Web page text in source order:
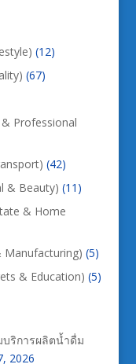
(12)
(67)
Professional
(42)
& Beauty) (11)
& Home
(5)
& Education) (5)
ริการผลิตน้ำดื่ม
2026